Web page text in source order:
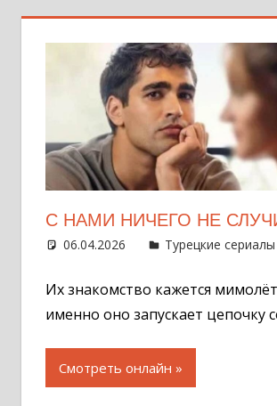
С НАМИ НИЧЕГО НЕ
06.04.2026 Администратор
Турецкие
Их знакомство кажется
именно оно запускает цепочку
Смотреть онлайн